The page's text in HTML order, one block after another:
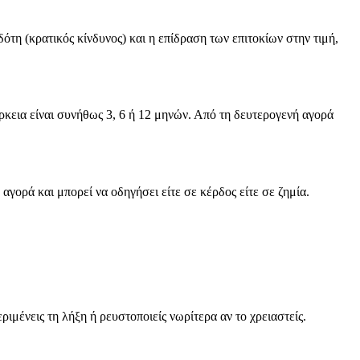
(κρατικός κίνδυνος) και η επίδραση των επιτοκίων στην τιμή,
είναι συνήθως 3, 6 ή 12 μηνών. Από τη δευτερογενή αγορά
και μπορεί να οδηγήσει είτε σε κέρδος είτε σε ζημία.
τη λήξη ή ρευστοποιείς νωρίτερα αν το χρειαστείς.